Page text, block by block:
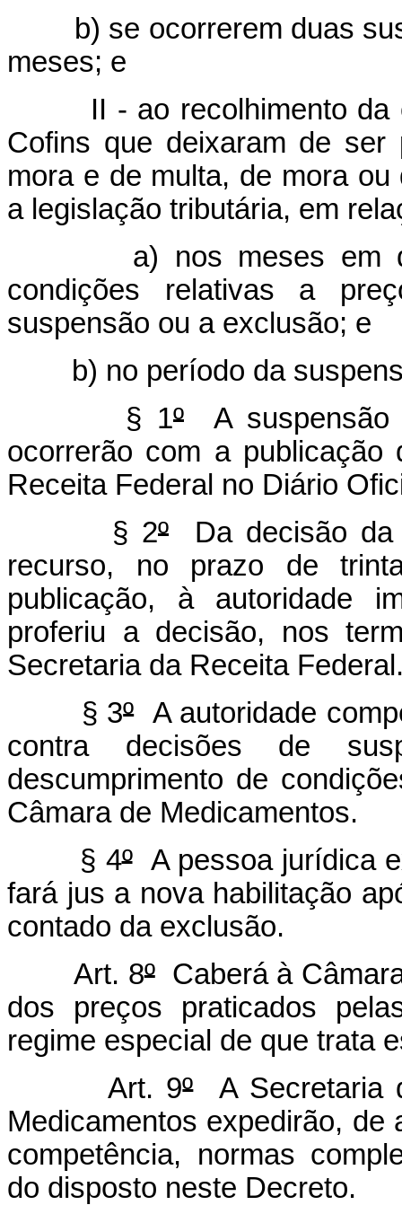
b) se ocorrerem duas
meses; e
II - ao recolhimento da
Cofins que deixaram de
mora e de multa, de mora
a legislação tributária, em
a) nos meses em que
condições relativas a
suspensão ou a exclusão; e
b) no período da
§ 1º A suspensão
ocorrerão com a
Receita Federal no Diário
§ 2º Da decisão da
recurso, no prazo de
publicação, à autoridade
proferiu a decisão, nos
Secretaria da Receita
§ 3ºA autoridade
contra decisões de
descumprimento de
Câmara de Medicamentos.
§ 4ºA pessoa jurídica
fará jus a nova habilitação
contado da exclusão.
Art. 8ºCaberá à
dos preços praticados
regime especial de que trata
Art. 9ºA Secretaria
Medicamentos expedirão,
competência, normas
do disposto neste Decreto.